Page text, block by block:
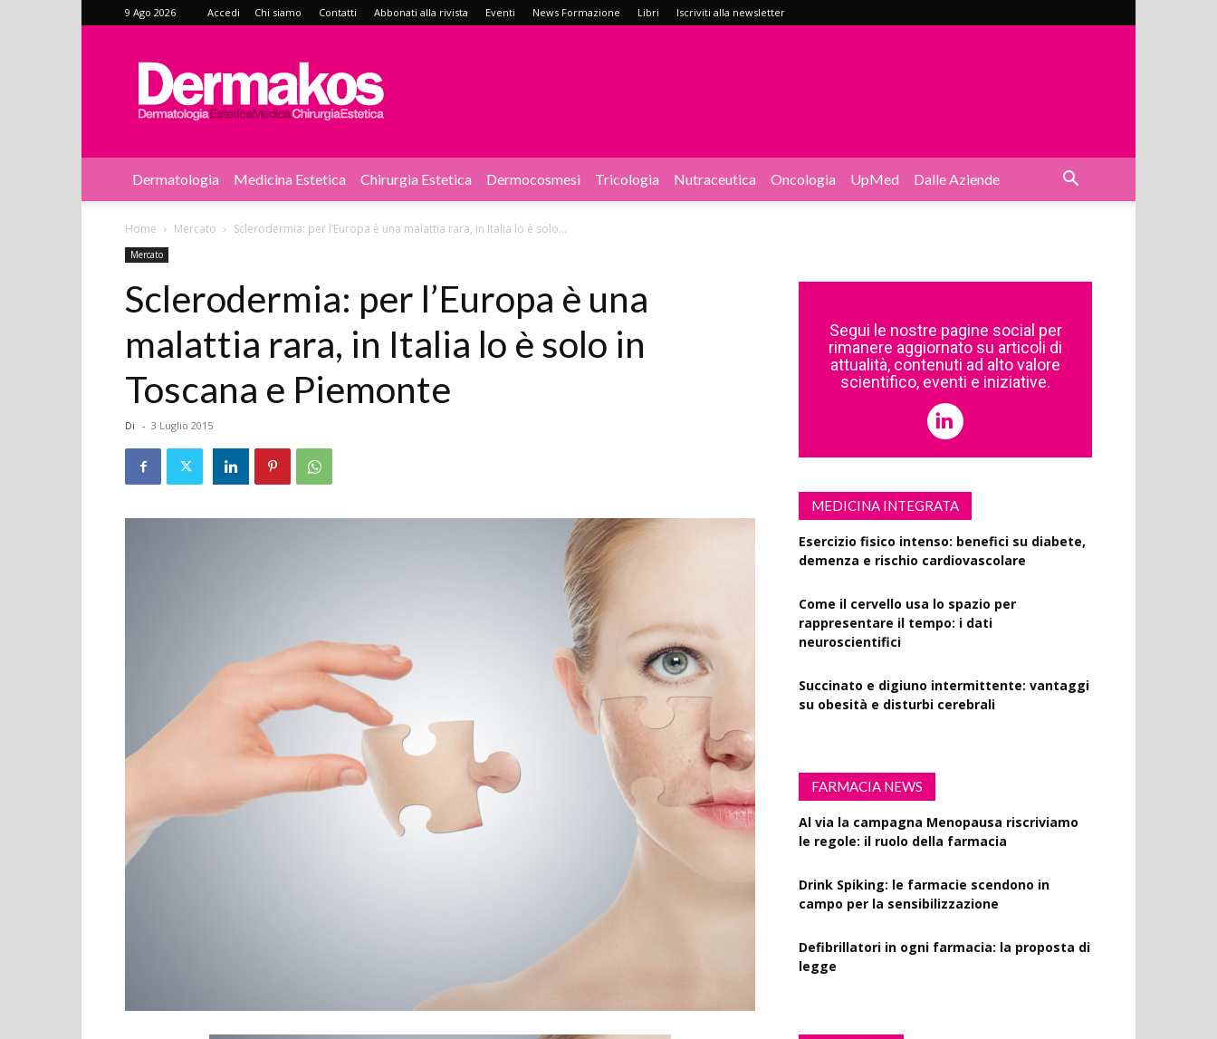
9 Ago 2026 Accedi Chi siamo Contatti Abbonati alla rivista Eventi News Formazione Libri Iscriviti alla newsletter
Dermakos
Dermatologia Medicina Estetica Chirurgia Estetica Dermocosmesi Tricologia Nutraceutica Oncologia UpMed Dalle Aziende
Home Mercato Sclerodermia: per l’Europa è una malattia rara, in Italia lo è solo...
Mercato
Sclerodermia: per l’Europa è una
malattia rara, in Italia lo è solo in
Toscana e Piemonte
Di - 3 Luglio 2015
Segui le nostre pagine social per
rimanere aggiornato su articoli di
attualità, contenuti ad alto valore
scientifico, eventi e iniziative.
MEDICINA INTEGRATA
Esercizio fisico intenso: benefici su diabete,
demenza e rischio cardiovascolare
Come il cervello usa lo spazio per
rappresentare il tempo: i dati
neuroscientifici
Succinato e digiuno intermittente: vantaggi
su obesità e disturbi cerebrali
FARMACIA NEWS
Al via la campagna Menopausa riscriviamo
le regole: il ruolo della farmacia
Drink Spiking: le farmacie scendono in
campo per la sensibilizzazione
Defibrillatori in ogni farmacia: la proposta di
legge